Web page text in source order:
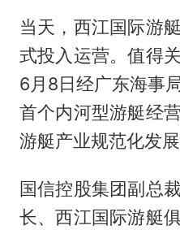
当天，西江国际游
式投入运营。值得
6月8日经广东海事
首个内河型游艇经
游艇产业规范化发展
国信控股集团副总
长、西江国际游艇